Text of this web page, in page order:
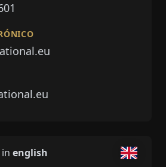
english